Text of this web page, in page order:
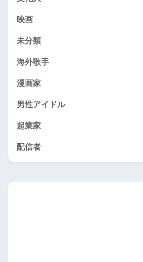
映画
未分類
海外歌手
漫画家
男性アイドル
起業家
配信者